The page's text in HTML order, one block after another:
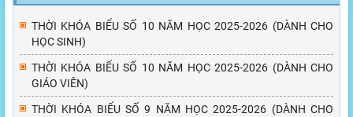
THỜI KHÓA BIỂU SỐ 10 NĂM HỌC 2025-2026 (DÀNH CHO
HỌC SINH)
THỜI KHÓA BIỂU SỐ 10 NĂM HỌC 2025-2026 (DÀNH CHO
GIÁO VIÊN)
THỜI KHÓA BIỂU SỐ 9 NĂM HỌC 2025-2026 (DÀNH CHO